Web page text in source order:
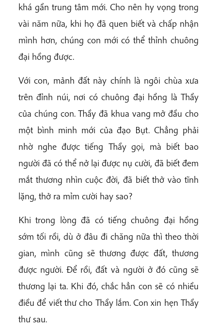
khá gần trung tâm mới. Cho nên hy vọng trong
vài năm nữa, khi họ đã quen biết và chấp nhận
mình hơn, chúng con mới có thể thỉnh chuông
đại hồng được.
Với con, mảnh đất này chính là ngôi chùa xưa
trên đỉnh núi, nơi có chuông đại hồng là Thầy
của chúng con. Thầy đã khua vang mở đầu cho
một bình minh mới của đạo Bụt. Chẳng phải
nhờ nghe được tiếng Thầy gọi, mà biết bao
người đã có thể nở lại được nụ cười, đã biết đem
mắt thương nhìn cuộc đời, đã biết thở vào tĩnh
lặng, thở ra mỉm cười hay sao?
Khi trong lòng đã có tiếng chuông đại hồng
sớm tối rồi, dù ở đâu đi chăng nữa thì theo thời
gian, mình cũng sẽ thương được đất, thương
được người. Để rồi, đất và người ở đó cũng sẽ
thương lại ta. Khi đó, chắc hẳn con sẽ có nhiều
điều để viết thư cho Thầy lắm. Con xin hẹn Thầy
thư sau.